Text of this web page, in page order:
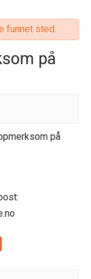
funnet sted.
på
på